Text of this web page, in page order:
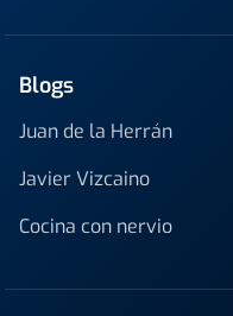
Blogs
Juan de la Herrán
Javier Vizcaino
Cocina con nervio